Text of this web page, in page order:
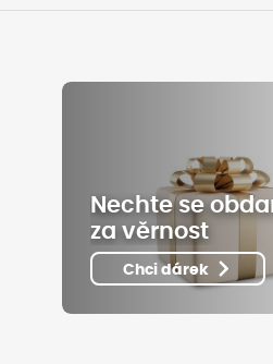
Nechte se
za věrnost
Chci dárek